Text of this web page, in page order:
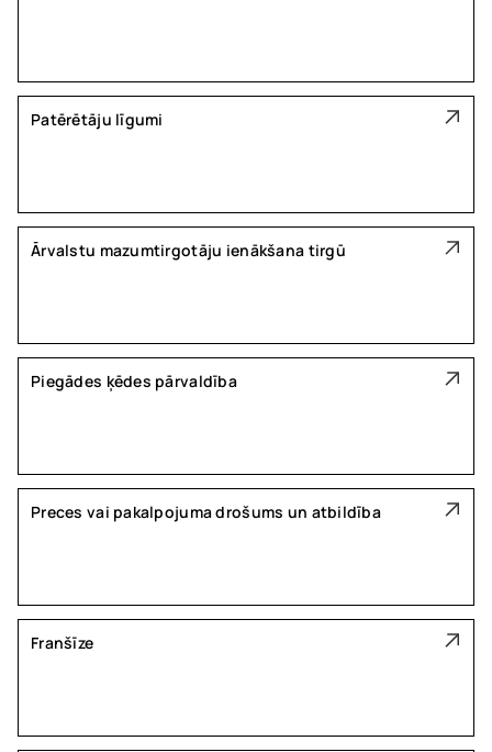
Patērētāju līgumi
Ārvalstu mazumtirgotāju ienākšana tirgū
Piegādes ķēdes pārvaldība
Preces vai pakalpojuma drošums un atbildība
Franšīze